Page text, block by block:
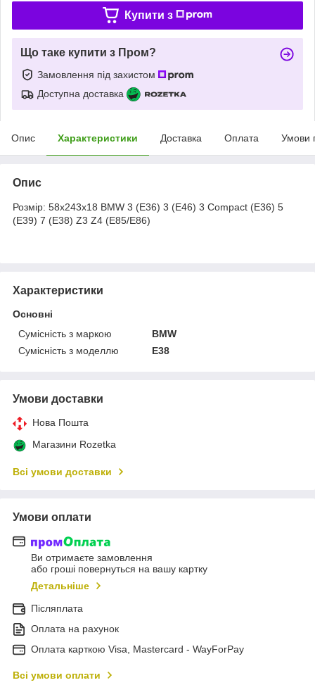
Купити з
Що таке купити з Пром?
Замовлення під захистом
Доступна доставка
Опис Характеристики Доставка Оплата Умови
Опис
Розмір: 58х243х18 BMW 3 (E36) 3 (E46) 3 Compact (E36) 5
(E39) 7 (E38) Z3 Z4 (E85/E86)
Характеристики
Основні
Сумісність з маркою
BMW
Сумісність з моделлю
E38
Умови доставки
Нова Пошта
Магазини Rozetka
Всі умови доставки
Умови оплати
Ви отримаєте замовлення
або гроші повернуться на вашу картку
Детальніше
Післяплата
Оплата на рахунок
Оплата карткою Visa, Mastercard - WayForPay
Всі умови оплати